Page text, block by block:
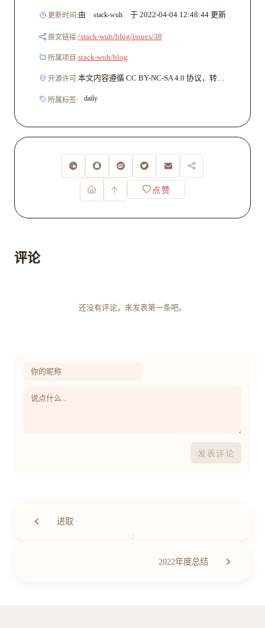
更新时间:由 stack-wuh 于 2022-04-04 12:48:44 更新
原文链接:/stack-wuh/blog/issues/38
所属项目:stack-wuh/blog
开源许可: 本文内容遵循 CC BY-NC-SA 4.0 协议，转载请注明文章出处与原文链接。
所属标签: daily
点赞
评论
还没有评论，来发表第一条吧。
发表评论
进取
2022年度总结